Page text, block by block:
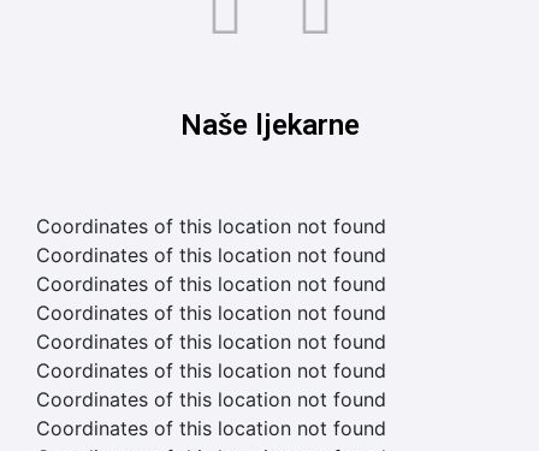
Naše ljekarne
Coordinates of this location not found
Coordinates of this location not found
Coordinates of this location not found
Coordinates of this location not found
Coordinates of this location not found
Coordinates of this location not found
Coordinates of this location not found
Coordinates of this location not found